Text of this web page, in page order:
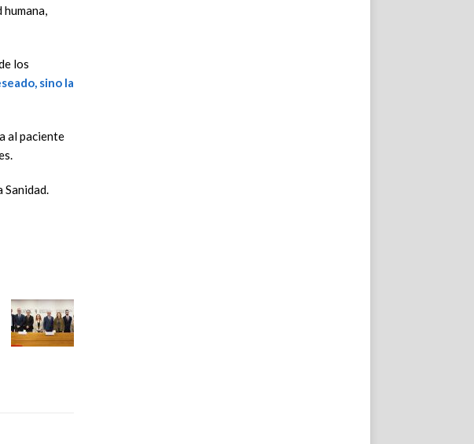
humana,
los
, sino la
al paciente
Sanidad.